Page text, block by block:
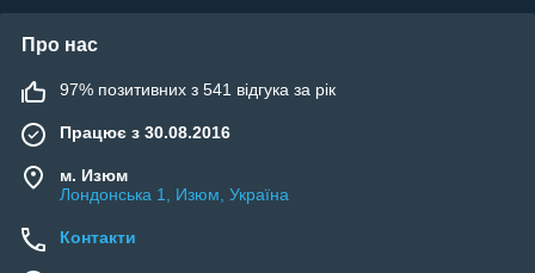
Про нас
97% позитивних з 541 відгука за рік
Працює з 30.08.2016
м. Изюм
Лондонська 1, Изюм, Україна
Контакти